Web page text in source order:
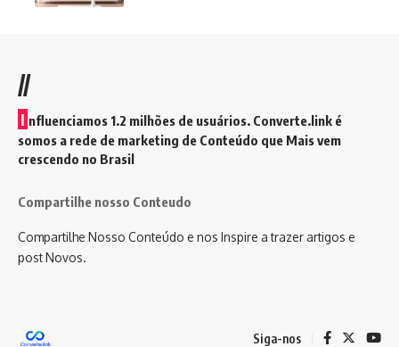
//
I nfluenciamos 1.2 milhões de usuários. Converte.link é
somos a rede de marketing de Conteúdo que Mais vem
crescendo no Brasil
Compartilhe nosso Conteudo
Compartilhe Nosso Conteúdo e nos Inspire a trazer artigos e
post Novos.
Siga-nos